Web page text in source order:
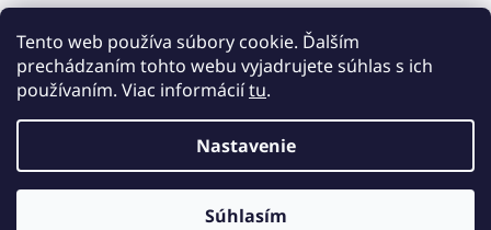
Tento web používa súbory cookie. Ďalším
prechádzaním tohto webu vyjadrujete súhlas s ich
používaním. Viac informáciítu.
Nastavenie
Súhlasím
Vytvoril Shoptet
Copyright 2026Lemes.sk. Všetky práva vyhradené.Upraviť
nastavenie cookies